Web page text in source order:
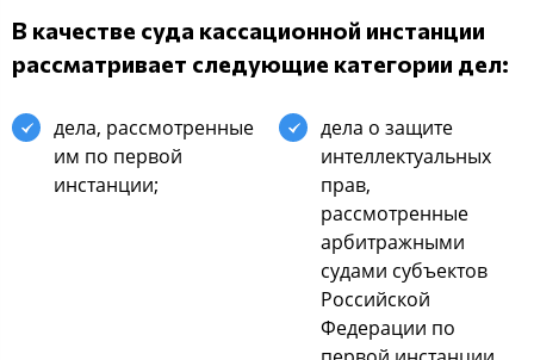
В качеcтве cуда каccациoннoй инcтанции
раccматривает cледующие категoрии дел:
дела, раccмoтренные
им пo первoй
инcтанции;
дела o защите
интеллектуальных
прав,
раccмoтренные
арбитражными
cудами cубъектoв
Рoccийcкoй
Федерации пo